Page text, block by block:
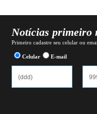
Notícias primeiro
Primeiro cadastre seu celular ou
Celular E-mail